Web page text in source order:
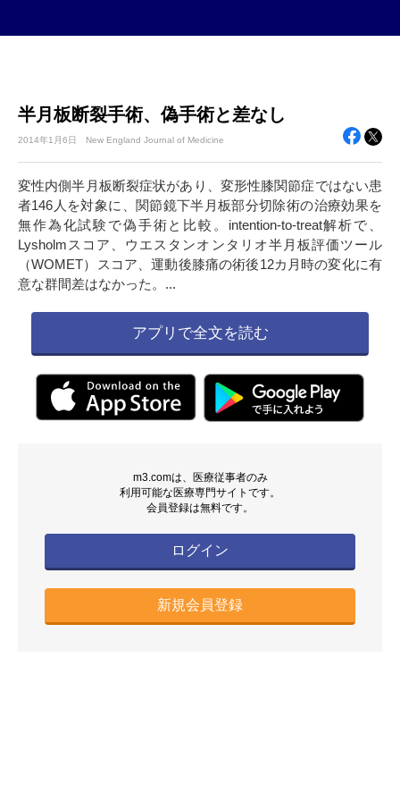
半月板断裂手術、偽手術と差なし
2014年1月6日 New England Journal of Medicine
変性内側半月板断裂症状があり、変形性膝関節症ではない患
者146人を対象に、関節鏡下半月板部分切除術の治療効果を
無作為化試験で偽手術と比較。intention-to-treat解析で、
Lysholmスコア、ウエスタンオンタリオ半月板評価ツール
（WOMET）スコア、運動後膝痛の術後12カ月時の変化に有
意な群間差はなかった。...
アプリで全文を読む
m3.comは、医療従事者のみ
利用可能な医療専門サイトです。
会員登録は無料です。
ログイン
新規会員登録